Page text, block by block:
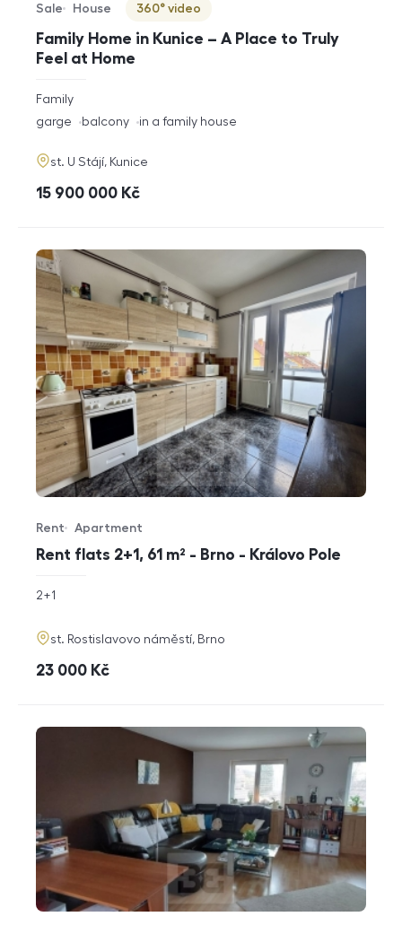
Family Home in Kunice – A Place to Truly
Feel at Home
Offer type
Sale
Property type
House
Virtuální prohlídka
360° video
rozměry
disposition
Family
funkce
garge balcony in a family house
adresa
st. U Stájí, Kunice
cena
15 900 000 Kč
Rent flats 2+1, 61 m² - Brno - Královo Pole
Offer type
Rent
Property type
Apartment
rozměry
disposition
2+1
adresa
st. Rostislavovo náměstí, Brno
cena
23 000 Kč